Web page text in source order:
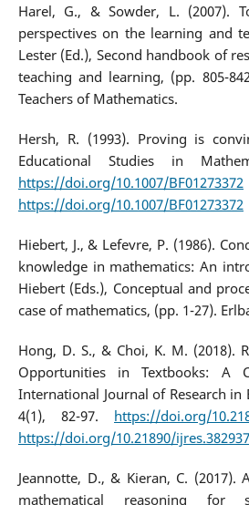
Harel, G., & Sowder, L. (2007).
perspectives on the learning and
Lester (Ed.), Second handbook of
teaching and learning, (pp. 805-
Teachers of Mathematics.
Hersh, R. (1993). Proving is
Educational Studies in
https://doi.org/10.1007/BF01273372
https://doi.org/10.1007/BF01273372
Hiebert, J., & Lefevre, P. (1986).
knowledge in mathematics: An
Hiebert (Eds.), Conceptual and
case of mathematics, (pp. 1-27).
Hong, D. S., & Choi, K. M. (2018).
Opportunities in Textbooks: A
International Journal of Research in
4(1), 82-97. https://doi.org/
https://doi.org/10.21890/ijres.382937
Jeannotte, D., & Kieran, C.
mathematical reasoning for